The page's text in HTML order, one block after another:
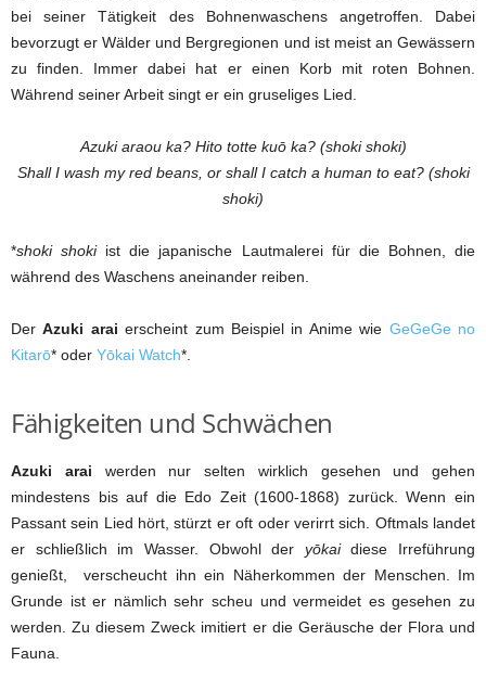
bei seiner Tätigkeit des Bohnenwaschens angetroffen. Dabei
bevorzugt er Wälder und Bergregionen und ist meist an Gewässern
zu finden. Immer dabei hat er einen Korb mit roten Bohnen.
Während seiner Arbeit singt er ein gruseliges Lied.
Azuki araou ka? Hito totte kuō ka? (shoki shoki)
Shall I wash my red beans, or shall I catch a human to eat? (shoki
shoki)
*shoki shokiist die japanische Lautmalerei für die Bohnen, die
während des Waschens aneinander reiben.
DerAzuki arai erscheint zum Beispiel in Anime wie GeGeGe no
Kitarō* oder Yōkai Watch*.
Fähigkeiten und Schwächen
Azuki arai werden nur selten wirklich gesehen und gehen
mindestens bis auf die Edo Zeit (1600-1868) zurück. Wenn ein
Passant sein Lied hört, stürzt er oft oder verirrt sich. Oftmals landet
er schließlich im Wasser. Obwohl der yōkaidiese Irreführung
genießt, verscheucht ihn ein Näherkommen der Menschen. Im
Grunde ist er nämlich sehr scheu und vermeidet es gesehen zu
werden. Zu diesem Zweck imitiert er die Geräusche der Flora und
Fauna.